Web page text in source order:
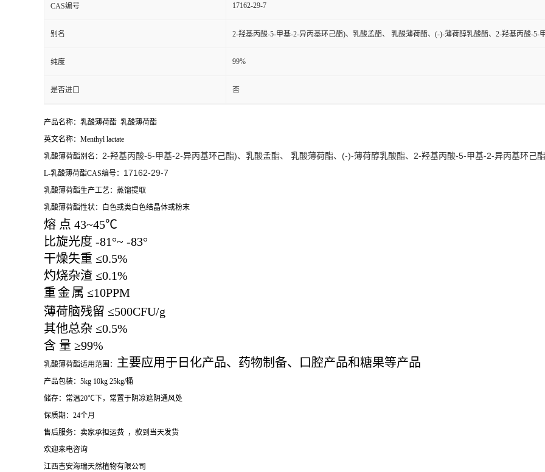
CAS编号 17162-29-7
别名 2-羟基丙酸-5-甲基-2-异丙基环己酯)、乳酸孟酯、 乳酸薄荷酯、(-)-薄荷醇乳酸酯、2-羟基丙酸-5-
纯度 99%
是否进口 否
产品名称：乳酸薄荷酯 乳酸薄荷酯
英文名称：Menthyl lactate
乳酸薄荷酯别名： 2-羟基丙酸-5-甲基-2-异丙基环己酯)、乳酸孟酯、 乳酸薄荷酯、(-)-薄荷醇乳酸酯、2-羟基丙酸-5-甲基-2-异丙基环己酯
L-乳酸薄荷酯CAS编号： 17162-29-7
乳酸薄荷酯生产工艺：蒸馏提取
乳酸薄荷酯性状：白色或类白色结晶体或粉末
熔 点 43~45℃
比旋光度 -81°~ -83°
干燥失重 ≤0.5%
灼烧杂渣 ≤0.1%
重金属 ≤10PPM
薄荷脑残留 ≤500CFU/g
其他总杂 ≤0.5%
含 量 ≥99%
乳酸薄荷酯适用范围： 主要应用于日化产品、药物制备、口腔产品和糖果等产品
产品包装：5kg 10kg 25kg/桶
储存：常温20℃下，常置于阴凉遮阴通风处
保质期：24个月
售后服务：卖家承担运费 ，款到当天发货
欢迎来电咨询
江西吉安海瑞天然植物有限公司